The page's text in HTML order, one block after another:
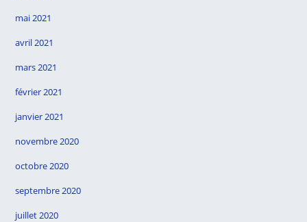
mai 2021
avril 2021
mars 2021
février 2021
janvier 2021
novembre 2020
octobre 2020
septembre 2020
juillet 2020